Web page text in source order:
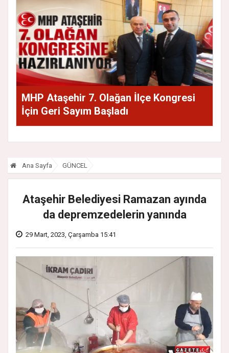
MHP Ataşehir 7. Olağan İlçe Kongresi
İçin Geri Sayım Başladı
Ana Sayfa GÜNCEL
Ataşehir Belediyesi Ramazan ayında
da depremzedelerin yanında
29 Mart, 2023, Çarşamba 15:41